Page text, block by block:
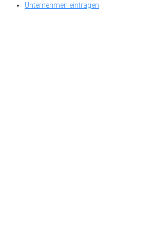
Unternehmen eintragen